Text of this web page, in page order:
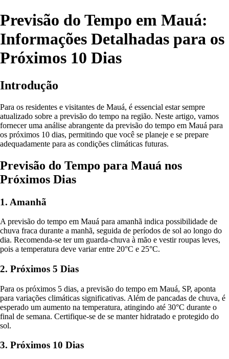
Previsão do Tempo em Mauá:
Informações Detalhadas para os
Próximos 10 Dias
Introdução
Para os residentes e visitantes de Mauá, é essencial estar sempre
atualizado sobre a previsão do tempo na região. Neste artigo, vamos
fornecer uma análise abrangente da previsão do tempo em Mauá para
os próximos 10 dias, permitindo que você se planeje e se prepare
adequadamente para as condições climáticas futuras.
Previsão do Tempo para Mauá nos
Próximos Dias
1. Amanhã
A previsão do tempo em Mauá para amanhã indica possibilidade de
chuva fraca durante a manhã, seguida de períodos de sol ao longo do
dia. Recomenda-se ter um guarda-chuva à mão e vestir roupas leves,
pois a temperatura deve variar entre 20°C e 25°C.
2. Próximos 5 Dias
Para os próximos 5 dias, a previsão do tempo em Mauá, SP, aponta
para variações climáticas significativas. Além de pancadas de chuva, é
esperado um aumento na temperatura, atingindo até 30°C durante o
final de semana. Certifique-se de se manter hidratado e protegido do
sol.
3. Próximos 10 Dias